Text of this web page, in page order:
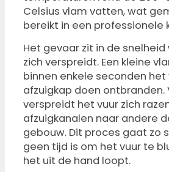
Celsius vlam vatten, wat
bereikt in een professionele
Het gevaar zit in de
zich verspreidt. Een kleine
binnen enkele seconden het
afzuigkap doen ontbranden.
verspreidt het vuur zich
afzuigkanalen naar andere
gebouw. Dit proces gaat zo
geen tijd is om het vuur te
het uit de hand loopt.